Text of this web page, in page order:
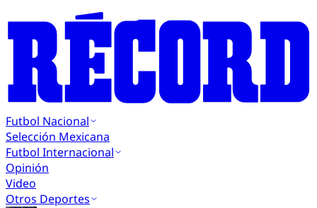
Futbol Nacional
Selección Mexicana
Futbol Internacional
Opinión
Video
Otros Deportes